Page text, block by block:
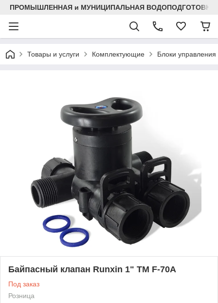
ПРОМЫШЛЕННАЯ и МУНИЦИПАЛЬНАЯ ВОДОПОДГОТОВКА
Товары и услуги Комплектующие Блоки управления
Байпасный клапан Runxin 1" TM F-70A
Под заказ
Розница